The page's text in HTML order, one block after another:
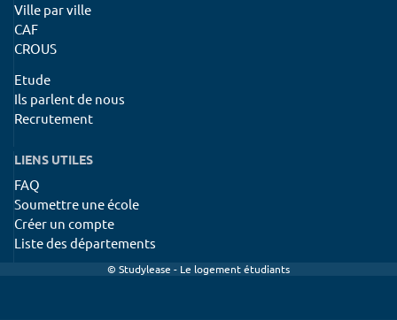
Ville par ville
CAF
CROUS
Etude
Ils parlent de nous
Recrutement
LIENS UTILES
FAQ
Soumettre une école
Créer un compte
Liste des départements
© Studylease - Le logement étudiants